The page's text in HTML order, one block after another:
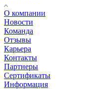
О компании
Новости
Команда
Отзывы
Карьера
Контакты
Партнеры
Сертификаты
Информация